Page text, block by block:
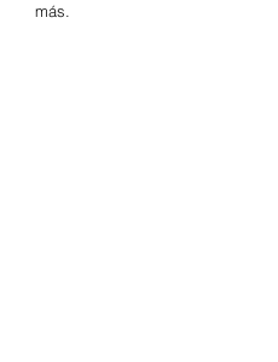
más.